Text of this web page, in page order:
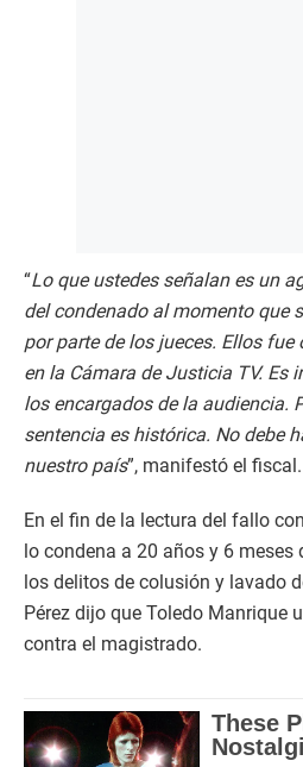
“Lo que ustedes señalan es un
del condenado al momento que
por parte de los jueces. Ellos
en la Cámara de Justicia TV. Es
los encargados de la audiencia.
sentencia es histórica. No debe
nuestro país”, manifestó el fiscal.
En el fin de la lectura del fallo
lo condena a 20 años y 6
los delitos de colusión y lavado
Pérez dijo que Toledo Manrique
contra el magistrado.